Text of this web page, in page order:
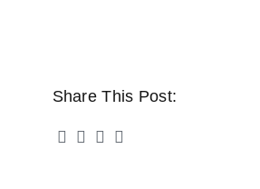
Share This Post: